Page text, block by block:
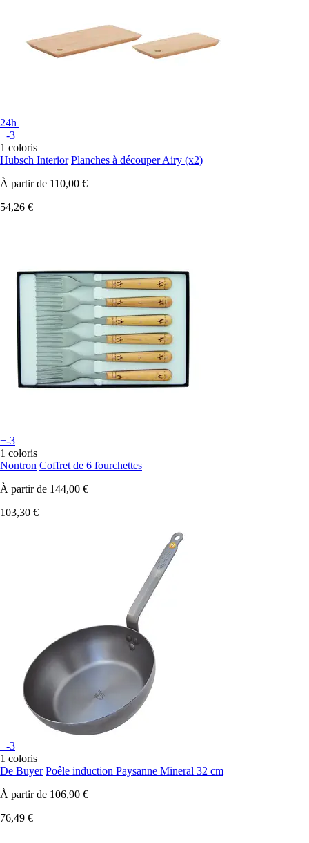
24h
+-3
1 coloris
Hubsch Interior Planches à découper Airy (x2)
À partir de 110,00 €
54,26 €
+-3
1 coloris
Nontron Coffret de 6 fourchettes
À partir de 144,00 €
103,30 €
+-3
1 coloris
De Buyer Poêle induction Paysanne Mineral 32 cm
À partir de 106,90 €
76,49 €